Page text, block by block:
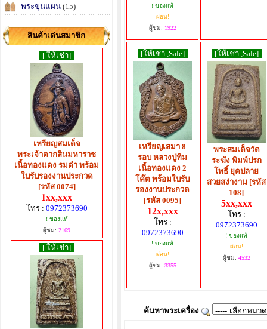
พระขุนแผน (15)
สินค้าเด่นสมาชิก
[ ให้เช่า]
เหรียญสมเด็จ
พระเจ้าตากสินมหาราช
เนื้อทองแดง รมดำ พร้อม
ใบรับรองงานประกวด
[รหัส 0074]
1xx,xxx
โทร : 0972373690
! ของแท้
ผู้ชม: 2169
[ ให้เช่า]
! ของแท้
ผ่อน!
ผู้ชม: 1922
[ให้เช่า ,Sale]
เหรียญเสมา 8
รอบ หลวงปู่ทิม
เนื้อทองแดง​ 2​
โค๊ต พร้อมใบรับ
รองงานประกวด
[รหัส 0095]
12x,xxx
โทร :
0972373690
! ของแท้
ผ่อน!
ผู้ชม: 3355
[ให้เช่า ,Sale]
พระสมเด็จวัด
ระฆัง​ พิมพ์ปรก
โพธิ์​ ยุคปลาย
สวยสง่างาม [รหัส
108]
5xx,xxx
โทร :
0972373690
! ของแท้
ผ่อน!
ผู้ชม: 4532
ค้นหาพระเครื่อง